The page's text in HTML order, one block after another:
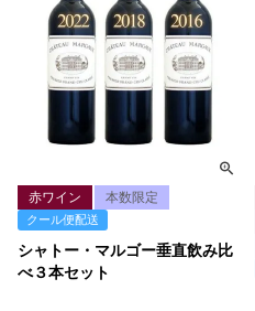
シャトー・マルゴー垂直飲み比
べ３本セット
赤ワイン 本数限定
クール便配送